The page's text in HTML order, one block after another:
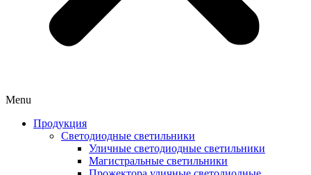
Menu
Продукция
Светодиодные светильники
Уличные светодиодные светильники
Магистральные светильники